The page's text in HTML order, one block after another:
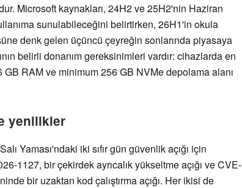
Microsoft kaynakları, 24H2 ve 25H2'nin Haziran
sunulabileceğini belirtirken, 26H1'in okula
denk gelen üçüncü çeyreğin sonlarında piyasaya
belirli donanım gereksinimleri vardır: cihazlarda en
RAM ve minimum 256 GB NVMe depolama alanı
yenilikler
Yaması'ndaki iki sıfır gün güvenlik açığı için
1127, bir çekirdek ayrıcalık yükseltme açığı ve CVE-
bir uzaktan kod çalıştırma açığı. Her ikisi de